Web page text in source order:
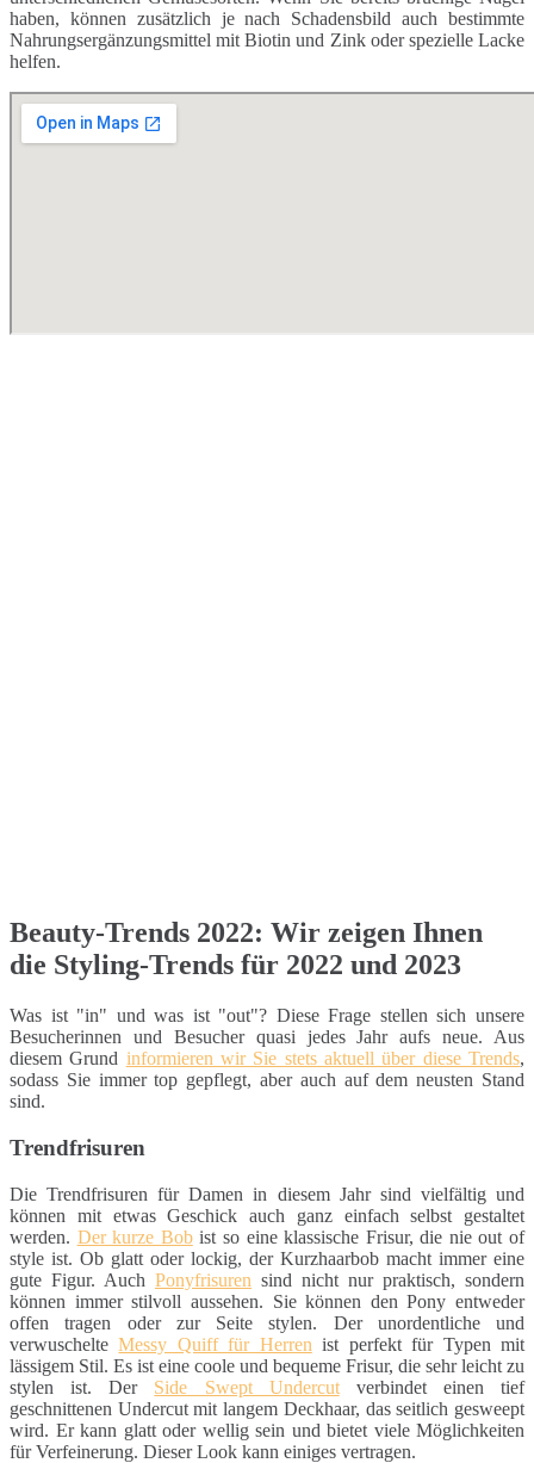
haben, können zusätzlich je nach Schadensbild auch bestimmte
Nahrungsergänzungsmittel mit Biotin und Zink oder spezielle Lacke
helfen.
Beauty-Trends 2022: Wir zeigen Ihnen
die Styling-Trends für 2022 und 2023
Was ist "in" und was ist "out"? Diese Frage stellen sich unsere
Besucherinnen und Besucher quasi jedes Jahr aufs neue. Aus
diesem Grund informieren wir Sie stets aktuell über diese Trends,
sodass Sie immer top gepflegt, aber auch auf dem neusten Stand
sind.
Trendfrisuren
Die Trendfrisuren für Damen in diesem Jahr sind vielfältig und
können mit etwas Geschick auch ganz einfach selbst gestaltet
werden. Der kurze Bobist so eine klassische Frisur, die nie out of
style ist. Ob glatt oder lockig, der Kurzhaarbob macht immer eine
gute Figur. Auch Ponyfrisuren sind nicht nur praktisch, sondern
können immer stilvoll aussehen. Sie können den Pony entweder
offen tragen oder zur Seite stylen. Der unordentliche und
verwuschelteMessy Quiff für Herren ist perfekt für Typen mit
lässigem Stil. Es ist eine coole und bequeme Frisur, die sehr leicht zu
stylen ist. Der Side Swept Undercutverbindet einen tief
geschnittenen Undercut mit langem Deckhaar, das seitlich gesweept
wird. Er kann glatt oder wellig sein und bietet viele Möglichkeiten
für Verfeinerung. Dieser Look kann einiges vertragen.